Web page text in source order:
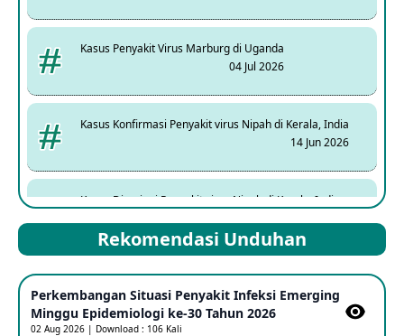
Kasus Penyakit Virus Marburg di Uganda
04 Jul 2026
Kasus Konfirmasi Penyakit virus Nipah di Kerala, India
14 Jun 2026
Kasus Dicurigai Penyakit virus Nipah di Kerala, India
Mpox Clade 1b di Taiwan
25 May 2026
Rekomendasi Unduhan
Perkembangan Situasi Penyakit Infeksi Emerging
Minggu Epidemiologi ke-30 Tahun 2026
02 Aug 2026 | Download : 106 Kali